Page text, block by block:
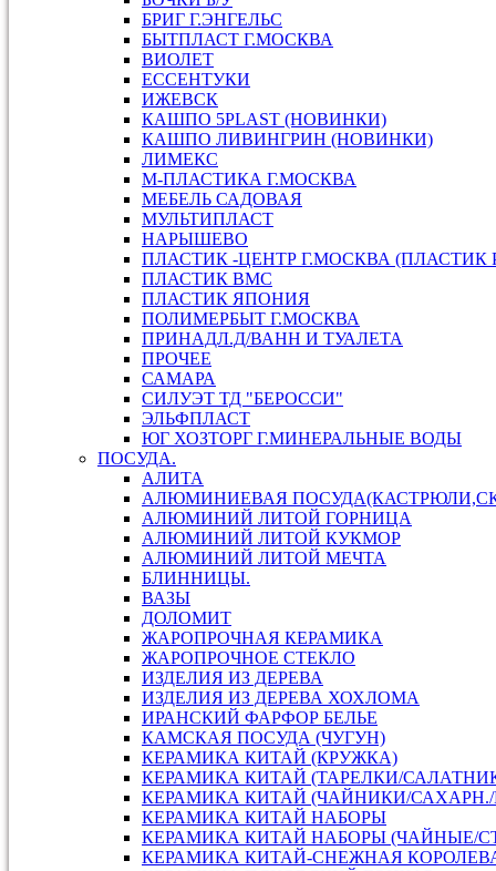
БРИГ Г.ЭНГЕЛЬС
БЫТПЛАСТ Г.МОСКВА
ВИОЛЕТ
ЕССЕНТУКИ
ИЖЕВСК
КАШПО 5PLAST (НОВИНКИ)
КАШПО ЛИВИНГРИН (НОВИНКИ)
ЛИМЕКС
М-ПЛАСТИКА Г.МОСКВА
МЕБЕЛЬ САДОВАЯ
МУЛЬТИПЛАСТ
НАРЫШЕВО
ПЛАСТИК -ЦЕНТР Г.МОСКВА (ПЛАСТИК
ПЛАСТИК ВМС
ПЛАСТИК ЯПОНИЯ
ПОЛИМЕРБЫТ Г.МОСКВА
ПРИНАДЛ.Д/ВАНН И ТУАЛЕТА
ПРОЧЕЕ
САМАРА
СИЛУЭТ ТД "БЕРОССИ"
ЭЛЬФПЛАСТ
ЮГ ХОЗТОРГ Г.МИНЕРАЛЬНЫЕ ВОДЫ
ПОСУДА.
АЛИТА
АЛЮМИНИЕВАЯ
АЛЮМИНИЙ ЛИТОЙ ГОРНИЦА
АЛЮМИНИЙ ЛИТОЙ КУКМОР
АЛЮМИНИЙ ЛИТОЙ МЕЧТА
БЛИННИЦЫ.
ВАЗЫ
ДОЛОМИТ
ЖАРОПРОЧНАЯ КЕРАМИКА
ЖАРОПРОЧНОЕ СТЕКЛО
ИЗДЕЛИЯ ИЗ ДЕРЕВА
ИЗДЕЛИЯ ИЗ ДЕРЕВА ХОХЛОМА
ИРАНСКИЙ ФАРФОР БЕЛЬЕ
КАМСКАЯ ПОСУДА (ЧУГУН)
КЕРАМИКА КИТАЙ (КРУЖКА)
КЕРАМИКА КИТАЙ (ТАРЕЛКИ/
КЕРАМИКА КИТАЙ (ЧАЙНИКИ/
КЕРАМИКА КИТАЙ НАБОРЫ
КЕРАМИКА КИТАЙ НАБОРЫ (ЧАЙНЫЕ/
КЕРАМИКА КИТАЙ-СНЕЖНАЯ